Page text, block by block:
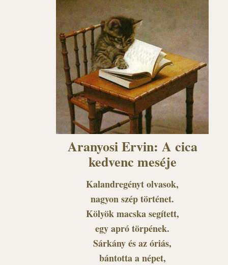
Aranyosi Ervin: A cica
kedvenc meséje
Kalandregényt olvasok,
nagyon szép történet.
Kölyök macska segített,
egy apró törpének.
Sárkány és az óriás,
bántotta a népet,